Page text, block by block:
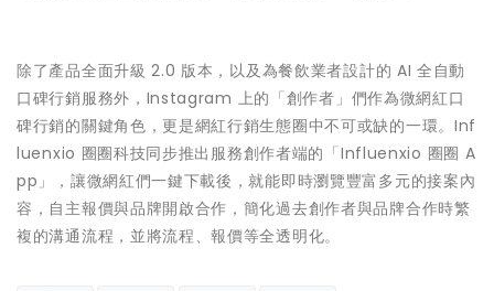
除了產品全面升級 2.0 版本，以及為餐飲業者設計的 AI 全自動
口碑行銷服務外，Instagram 上的「創作者」們作為微網紅口
碑行銷的關鍵角色，更是網紅行銷生態圈中不可或缺的一環。Inf
luenxio 圈圈科技同步推出服務創作者端的「Influenxio 圈圈 A
pp」，讓微網紅們一鍵下載後，就能即時瀏覽豐富多元的接案內
容，自主報價與品牌開啟合作，簡化過去創作者與品牌合作時繁
複的溝通流程，並將流程、報價等全透明化。